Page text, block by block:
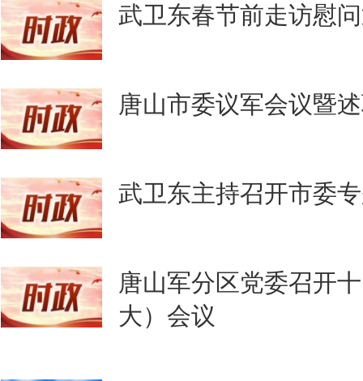
武卫东春节前走访慰
唐山市委议军会议暨
武卫东主持召开市委
唐山军分区党委召开
大）会议